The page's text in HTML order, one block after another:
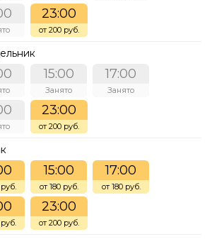
23:00
от 200 руб.
15:00
Занято
17:00
Занято
23:00
от 200 руб.
руб.
15:00
от 180 руб.
17:00
от 180 руб.
руб.
23:00
от 200 руб.